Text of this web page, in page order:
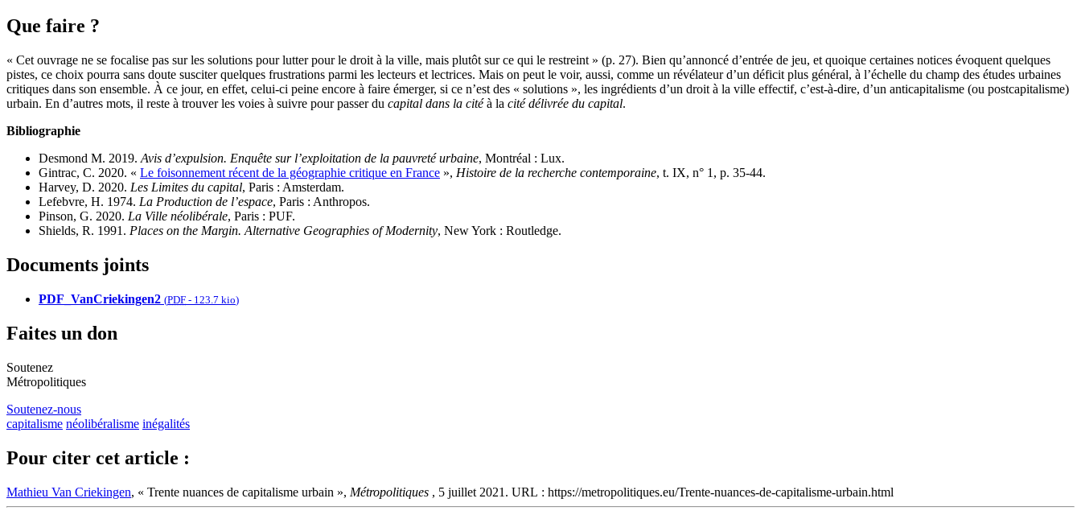
Que faire ?
« Cet ouvrage ne se focalise pas sur les solutions pour lutter pour le droit à la ville, mais plutôt sur ce qui le restreint » (p. 27). Bien qu’annoncé d’entrée de jeu, et quoique certaines notices évoquent quelques
pistes, ce choix pourra sans doute susciter quelques frustrations parmi les lecteurs et lectrices. Mais on peut le voir, aussi, comme un révélateur d’un déficit plus général, à l’échelle du champ des études urbaines
critiques dans son ensemble. À ce jour, en effet, celui-ci peine encore à faire émerger, si ce n’est des « solutions », les ingrédients d’un droit à la ville effectif, c’est-à-dire, d’un anticapitalisme (ou postcapitalisme)
urbain. En d’autres mots, il reste à trouver les voies à suivre pour passer du capital dans la citéà la cité délivrée du capital.
Bibliographie
Desmond M. 2019. Avis d’expulsion. Enquête sur l’exploitation de la pauvreté urbaine, Montréal : Lux.
Gintrac, C. 2020. « Le foisonnement récent de la géographie critique en France », Histoire de la recherche contemporaine, t. IX, n° 1, p. 35-44.
Harvey, D. 2020. Les Limites du capital, Paris : Amsterdam.
Lefebvre, H. 1974. La Production de l’espace, Paris : Anthropos.
Pinson, G. 2020. La Ville néolibérale, Paris : PUF.
Shields, R. 1991. Places on the Margin. Alternative Geographies of Modernity, New York : Routledge.
Documents joints
PDF_VanCriekingen2 (PDF - 123.7 kio)
Faites un don
Soutenez
Métropolitiques
Soutenez-nous
capitalisme néolibéralisme inégalités
Pour citer cet article :
Mathieu Van Criekingen, « Trente nuances de capitalisme urbain », Métropolitiques , 5 juillet 2021. URL : https://metropolitiques.eu/Trente-nuances-de-capitalisme-urbain.html